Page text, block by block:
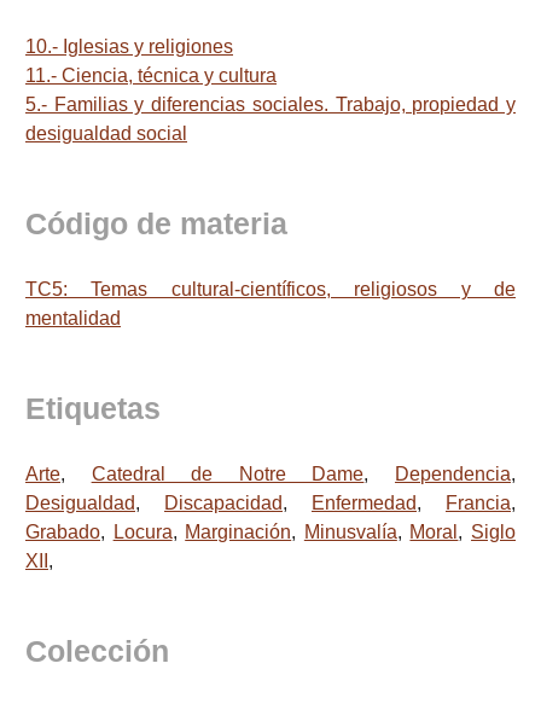
10.- Iglesias y religiones
11.- Ciencia, técnica y cultura
5.- Familias y diferencias sociales. Trabajo, propiedad y
desigualdad social
Código de materia
TC5: Temas cultural-científicos, religiosos y de
mentalidad
Etiquetas
Arte, Catedral de Notre Dame, Dependencia,
Desigualdad, Discapacidad, Enfermedad, Francia,
Grabado, Locura, Marginación, Minusvalía, Moral , Siglo
XII ,
Colección